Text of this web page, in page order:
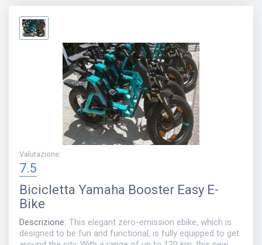
Valutazione:
7.5
Bicicletta Yamaha Booster Easy E-
Bike
Descrizione: This elegant zero-emission ebike, which is
designed to be fun and functional, is fully equipped to get